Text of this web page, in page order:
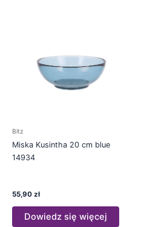
Bitz
Miska Kusintha 20 cm blue
14934
55,90 zł
Dowiedz się więcej